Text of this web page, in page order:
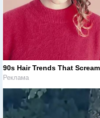
90s Hair Trends That
Реклама